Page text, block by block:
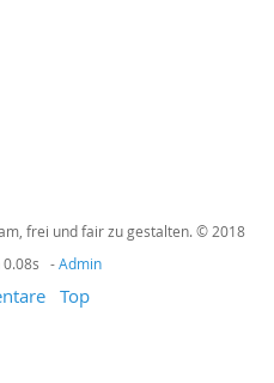
frei und fair zu gestalten. © 2018
0.08s -Admin
Top